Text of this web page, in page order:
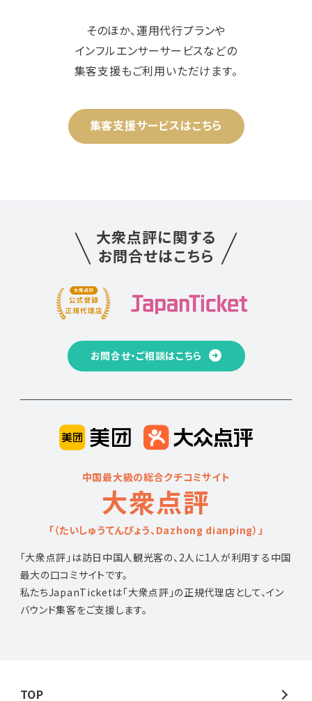
そのほか、運用代行プランや
インフルエンサーサービスなどの
集客支援もご利用いただけます。
集客支援サービスはこちら
大衆点評に関する
お問合せはこちら
お問合せ・ご相談はこちら
中国最大級の総合クチコミサイト
大衆点評
「（たいしゅうてんぴょう、Dazhong dianping）」
「大衆点評」は訪日中国人観光客の、2人に1人が利用する中国
最大の口コミサイトです。
私たちJapanTicketは「大衆点評」の正規代理店として、イン
バウンド集客をご支援します。
TOP